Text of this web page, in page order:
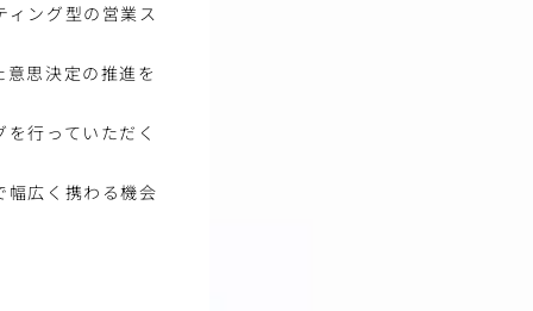
ング型の営業ス
思決定の推進を
行っていただく
幅広く携わる機会